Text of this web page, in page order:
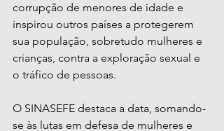
corrupção de menores de idade e
inspirou outros países a protegerem
sua população, sobretudo mulheres e
crianças, contra a exploração sexual e
o tráfico de pessoas.
O SINASEFE destaca a data, somando-
se às lutas em defesa de mulheres e